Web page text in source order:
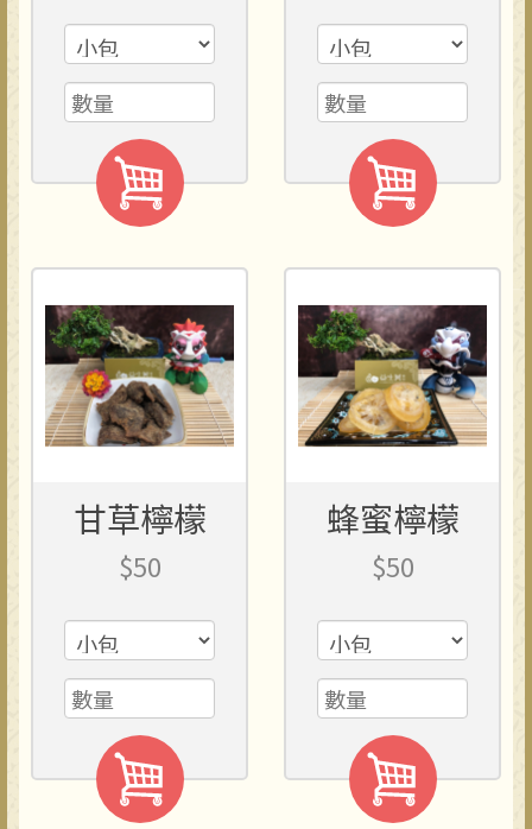
甘草檸檬
$50
蜂蜜檸檬
$50